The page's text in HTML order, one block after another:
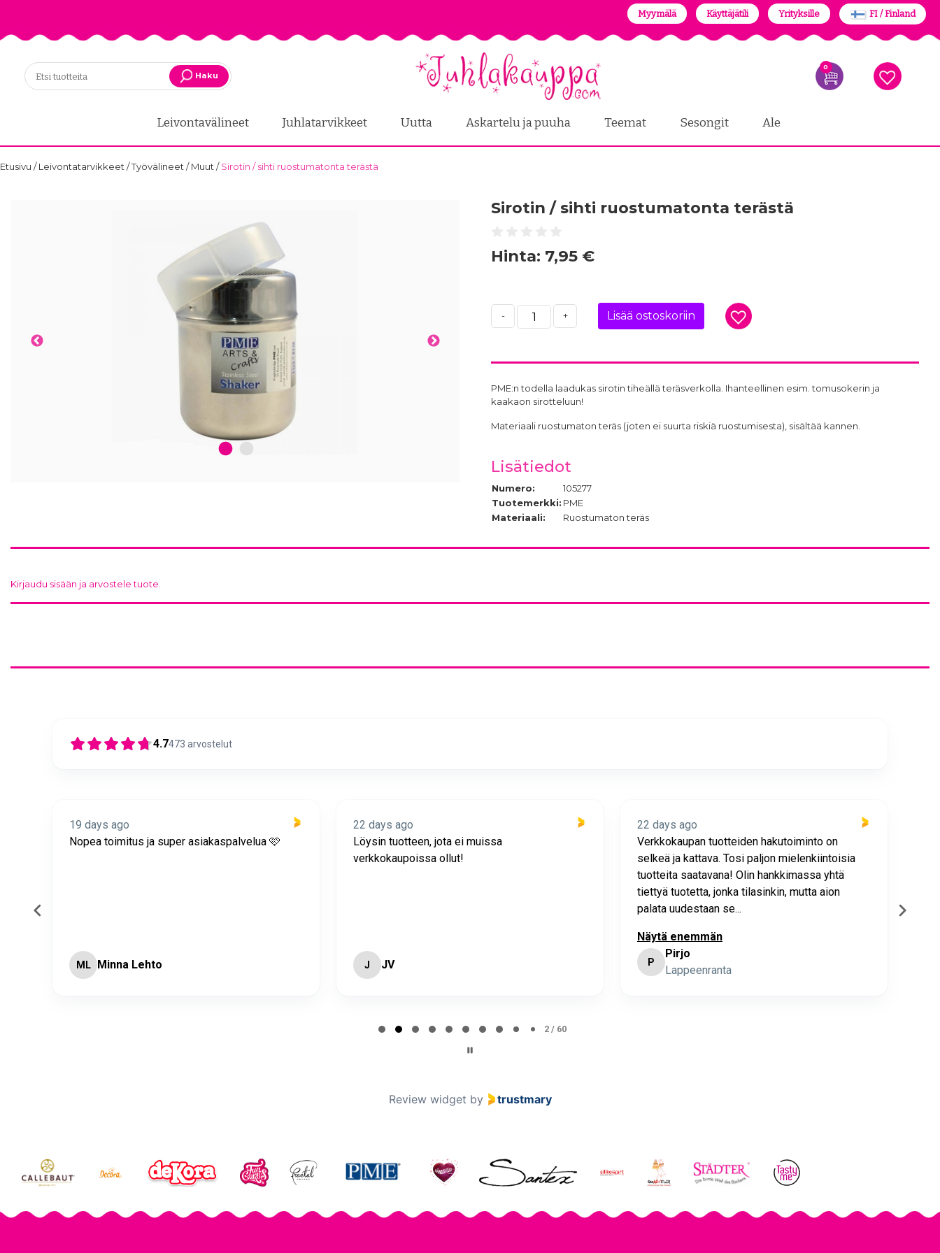
Myymälä Käyttäjätili Yrityksille FI / Finland
Haku
0
Leivontavälineet Juhlatarvikkeet Uutta Askartelu ja puuha Teemat Sesongit Ale
Etusivu /Leivontatarvikkeet /Työvälineet /Muut /Sirotin / sihti ruostumatonta terästä
1 2
Sirotin / sihti ruostumatonta terästä
Hinta: 7,95 €
- + Lisää ostoskoriin
PME:n todella laadukas sirotin tiheällä teräsverkolla. Ihanteellinen esim. tomusokerin ja
kaakaon sirotteluun!
Materiaali ruostumaton teräs (joten ei suurta riskiä ruostumisesta), sisältää kannen.
Lisätiedot
Numero:
105277
Tuotemerkki: PME
Materiaali:
Ruostumaton teräs
Kirjaudu sisään ja arvostele tuote.
4.7473 arvostelut
19 days ago
Nopea toimitus ja super asiakaspalvelua 🩷
ML Minna Lehto
22 days ago
Löysin tuotteen, jota ei muissa
verkkokaupoissa ollut!
J JV
22 days ago
Verkkokaupan tuotteiden hakutoiminto on
selkeä ja kattava. Tosi paljon mielenkiintoisia
tuotteita saatavana! Olin hankkimassa yhtä
tiettyä tuotetta, jonka tilasinkin, mutta aion
palata uudestaan se...
Näytä enemmän
P
Pirjo
Lappeenranta
2 / 60
Review widget by trustmary